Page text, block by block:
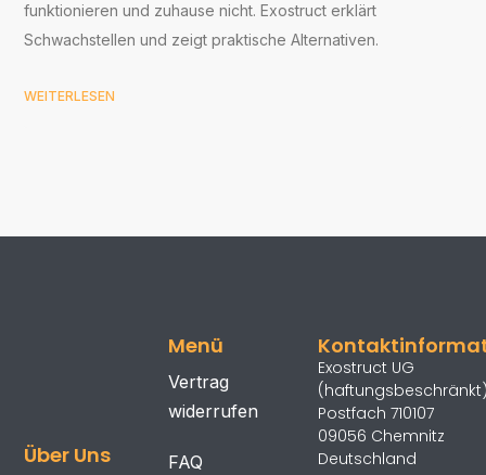
funktionieren und zuhause nicht. Exostruct erklärt
Schwachstellen und zeigt praktische Alternativen.
WEITERLESEN
Über Uns
Menü
Vertrag
widerrufen
FAQ
Exostruct UG
Postfach 710107
09056 Chemnitz
Deutschland